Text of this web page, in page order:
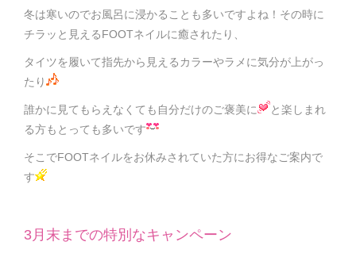
冬は寒いのでお風呂に浸かることも多いですよね！その時に
チラッと見えるFOOTネイルに癒されたり、
タイツを履いて指先から見えるカラーやラメに気分が上がっ
たり
誰かに見てもらえなくても自分だけのご褒美に
と楽しまれ
る方もとっても多いです
そこでFOOTネイルをお休みされていた方にお得なご案内で
す
3月末までの特別なキャンペーン